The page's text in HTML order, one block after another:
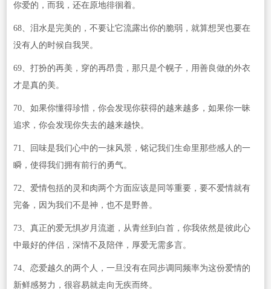
你爱的，而我，还在原地徘徊着。
68、泪水是完美的，不要让它流露出你的脆弱，就算想哭也要在
没有人的时候自我哭。
69、打扮的再美，穿的再昂贵，那只是个幌子，用善良做的外衣
才是真的美。
70、如果你懂得珍惜，你会发现你获得的越来越多，如果你一昧
追求，你会发现你失去的越来越快。
71、回味是我们心中的一抹风景，铭记我们生命里那些感人的一
瞬，使得我们拥有前行的勇气。
72、爱情包括的灵和肉两个方面应该是同等重要，要不爱情就有
完备，因为我们不是神，也不是野兽。
73、真正的爱无惧岁月流逝，从青丝到白首，你我依然是彼此心
中最好的伴侣，深情不及陪伴，厚爱无需多言。
74、恋爱越久的两个人，一旦没有在同步调同频率为这份爱情的
新鲜感努力，很容易就走向无疾而终。